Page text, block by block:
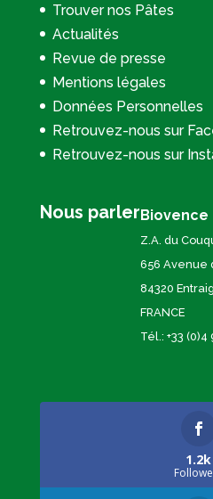
Trouver nos Pâtes
Actualités
Revue de presse
Mentions légales
Données Personnelles
Retrouvez-nous sur
Retrouvez-nous sur
Nous parlerBiovence
Z.A. du
656 Avenue
84320
FRANCE
Tél.: +33 (0)4
1.2k